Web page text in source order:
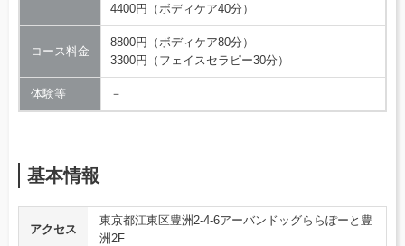
4400円（ボディケア40分）
コース料金
8800円（ボディケア80分）
3300円（フェイスセラピー30分）
体験等 －
基本情報
アクセス
東京都江東区豊洲2-4-6アーバンドッグららぽーと豊
洲2F